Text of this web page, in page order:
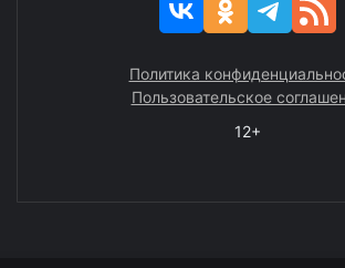
Политика
Пользовательское
12+